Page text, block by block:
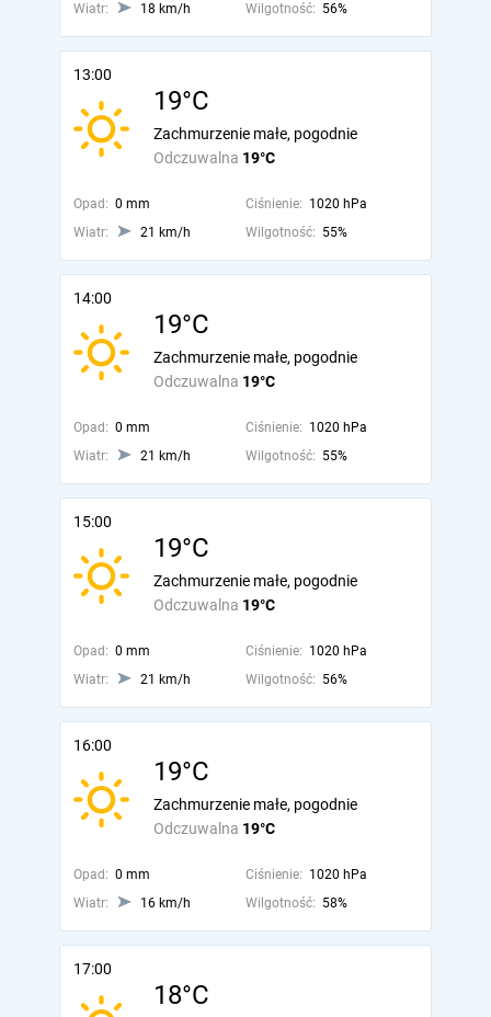
Wiatr:
18 km/h Wilgotność: 56%
13:00
19°C
Odczuwalna 19°C
Zachmurzenie małe, pogodnie
Opad: 0 mm Ciśnienie: 1020 hPa
Wiatr:
21 km/h Wilgotność: 55%
14:00
19°C
Odczuwalna 19°C
Zachmurzenie małe, pogodnie
Opad: 0 mm Ciśnienie: 1020 hPa
Wiatr:
21 km/h Wilgotność: 55%
15:00
19°C
Odczuwalna 19°C
Zachmurzenie małe, pogodnie
Opad: 0 mm Ciśnienie: 1020 hPa
Wiatr:
21 km/h Wilgotność: 56%
16:00
19°C
Odczuwalna 19°C
Zachmurzenie małe, pogodnie
Opad: 0 mm Ciśnienie: 1020 hPa
Wiatr:
16 km/h Wilgotność: 58%
17:00
18°C